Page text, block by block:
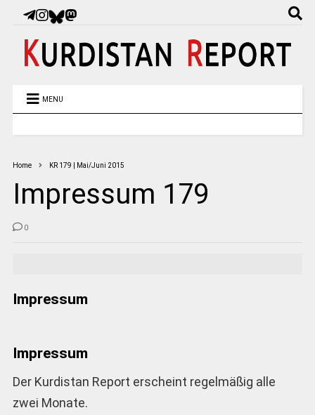
MENU
Home KR 179 | Mai/Juni 2015
Impressum 179
0
Impressum
Impressum
Der Kurdistan Report erscheint regelmäßig alle
zwei Monate.